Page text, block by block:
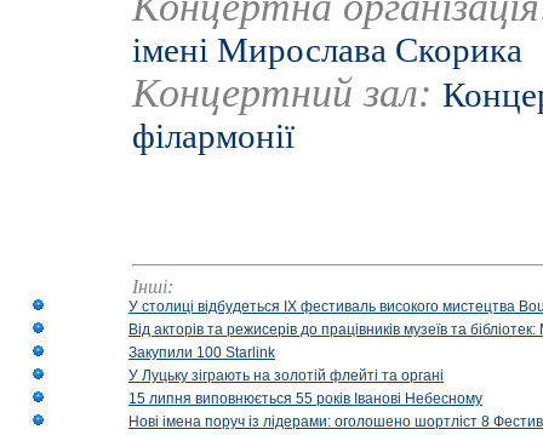
імені Мирослава Скорика
Концертний зал:
філармонії
Інші:
У столиці відбудеться IX фестиваль високого мистецтва
Від акторів та режисерів до працівників музеїв та
Закупили 100 Starlink
У Луцьку зіграють на золотій флейті та органі
15 липня виповнюється 55 років Іванові Небесному
Нові імена поруч із лідерами: оголошено шортліст 8